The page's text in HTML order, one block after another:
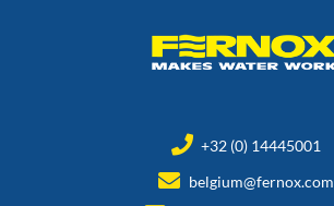
+32 (0) 14445001
belgium@fernox.com